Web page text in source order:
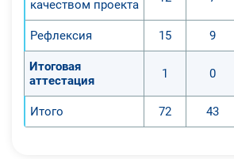
качеством проекта
Рефлексия 15 9
Итоговая
аттестация
1 0
Итого 72 43